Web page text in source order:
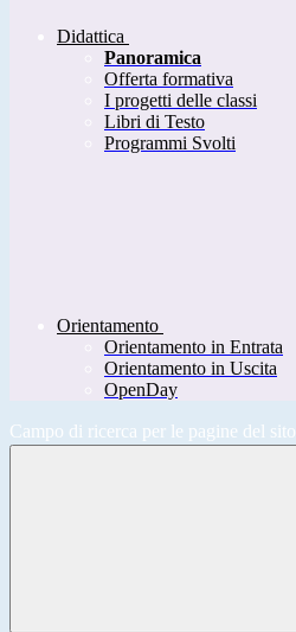
Didattica
Panoramica
Offerta formativa
I progetti delle classi
Libri di Testo
Programmi Svolti
Orientamento
Orientamento in Entrata
Orientamento in Uscita
OpenDay
Campo di ricerca per le pagine del sito